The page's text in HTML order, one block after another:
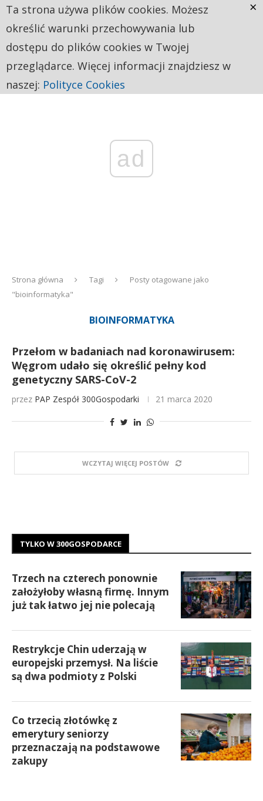
ad
Strona główna Tagi
Posty otagowane jako
"bioinformatyka"
BIOINFORMATYKA
Przełom w badaniach nad koronawirusem:
Węgrom udało się określić pełny kod
genetyczny SARS-CoV-2
przez PAP Zespół 300Gospodarki 21 marca 2020
WCZYTAJ WIĘCEJ POSTÓW
TYLKO W 300GOSPODARCE
Trzech na czterech ponownie
założyłoby własną firmę. Innym
już tak łatwo jej nie polecają
Restrykcje Chin uderzają w
europejski przemysł. Na liście
są dwa podmioty z Polski
Co trzecią złotówkę z
emerytury seniorzy
przeznaczają na podstawowe
zakupy
Ta strona używa plików cookies. Możesz
określić warunki przechowywania lub
dostępu do plików cookies w Twojej
przeglądarce. Więcej informacji znajdziesz w
naszej: Polityce Cookies
×